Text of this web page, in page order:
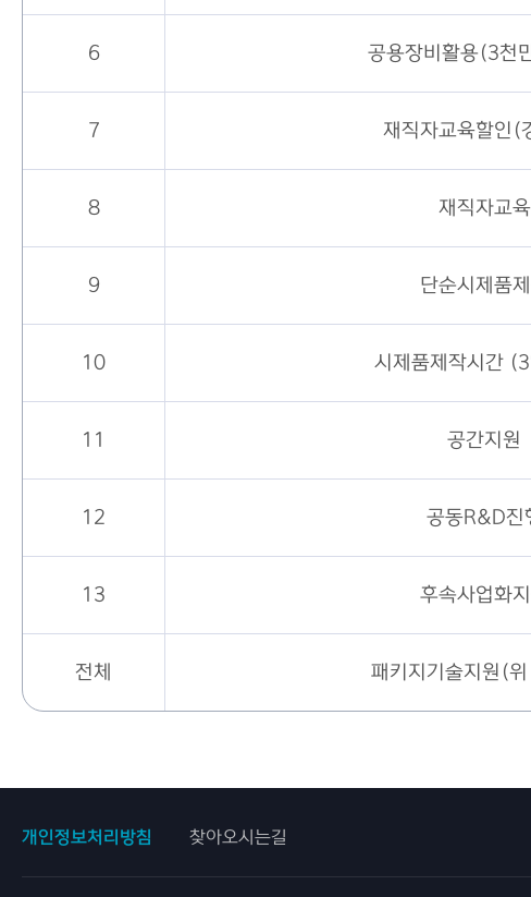
6 공용장비활용(3천
7 재직자교육할인(
8 재직자교육
9 단순시제품
10 시제품제작시간
11 공간지원
12 공동R&D진
13 후속사업화
전체 패키지기술지원(
개인정보처리방침 찾아오시는길